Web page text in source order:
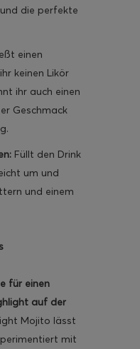
die perfekte
einen
keinen Likör
ihr auch einen
Geschmack
Füllt den Drink
um und
und einem
für einen
auf der
Mojito lässt
mit